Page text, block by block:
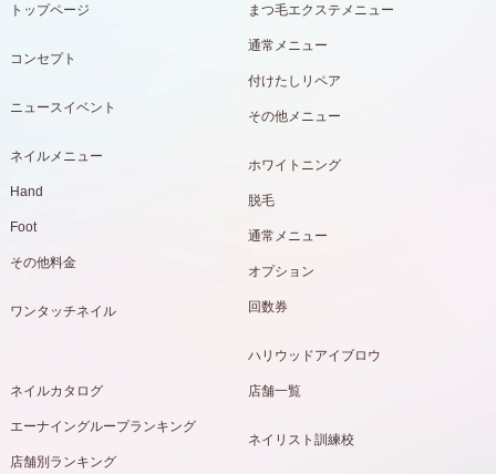
トップページ
コンセプト
ニュースイベント
ネイルメニュー
Hand
Foot
その他料金
ワンタッチネイル
まつ毛エクステメニュー
通常メニュー
付けたしリペア
その他メニュー
ホワイトニング
脱毛
通常メニュー
オプション
回数券
ハリウッドアイブロウ
ネイルカタログ
エーナイングループランキング
店舗別ランキング
店舗一覧
ネイリスト訓練校